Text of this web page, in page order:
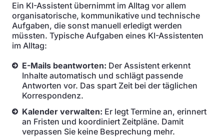
Ein KI-Assistent übernimmt im Alltag vor allem
organisatorische, kommunikative und technische
Aufgaben, die sonst manuell erledigt werden
müssten. Typische Aufgaben eines KI-Assistenten
im Alltag:
E-Mails beantworten: Der Assistent erkennt
Inhalte automatisch und schlägt passende
Antworten vor. Das spart Zeit bei der täglichen
Korrespondenz.
Kalender verwalten: Er legt Termine an, erinnert
an Fristen und koordiniert Zeitpläne. Damit
verpassen Sie keine Besprechung mehr.